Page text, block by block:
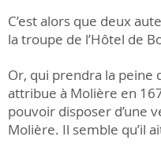
C’est alors que deux
la troupe de l’Hôtel de
Or, qui prendra la peine
attribue à Molière en
pouvoir disposer d’une
Molière. Il semble qu’il